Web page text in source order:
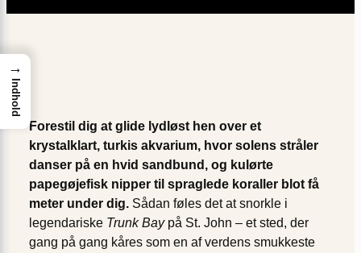
Forestil dig at glide lydløst hen over et
krystalklart, turkis akvarium, hvor solens stråler
danser på en hvid sandbund, og kulørte
papegøjefisk nipper til spraglede koraller blot få
meter under dig. Sådan føles det at snorkle i
legendariske Trunk Baypå St. John – et sted, der
gang på gang kåres som en af verdens smukkeste
→
Indhold